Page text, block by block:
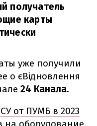
получатель
карты
уже получили
о єВідновлення
24 Канала.
от ПУМБ в 2023
на оборудование